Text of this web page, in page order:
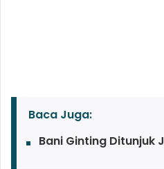
Baca Juga:
Bani Ginting Ditunjuk